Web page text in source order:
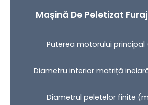
Mașină De Peletizat
Puterea motorului principal
Diametru interior matriță
Diametrul peletelor finite